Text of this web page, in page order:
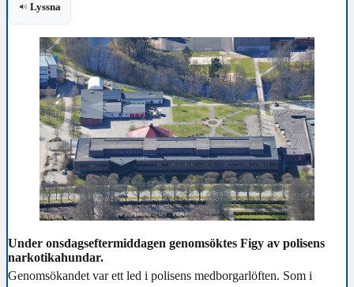
Lyssna
Under onsdagseftermiddagen genomsöktes Figy av polisens
narkotikahundar.
Genomsökandet var ett led i polisens medborgarlöften. Som i